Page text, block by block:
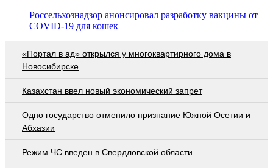
Россельхознадзор анонсировал разработку вакцины от
COVID-19 для кошек
«Портал в ад» открылся у многоквартирного дома в
Новосибирске
Казахстан ввел новый экономический запрет
Одно государство отменило признание Южной Осетии и
Абхазии
Режим ЧС введен в Свердловской области